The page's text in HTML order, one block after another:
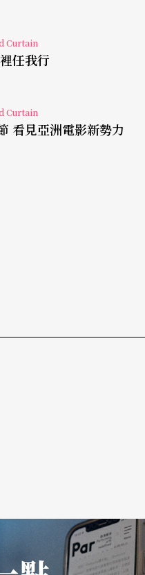
聊先前去香港工作時，
說起了和海中小魚的相
，我跟它好像心靈相通
，近到四目相交還不稍
頗奇妙的，「在海裡，
海中，實在很奇妙。」
賴盈螢說，「看到海的
裡，水系都是相連
覺，那是一種很強大的
Curtain
浪裡任我行
Curtain
台北電影節 看見亞洲電影新勢力